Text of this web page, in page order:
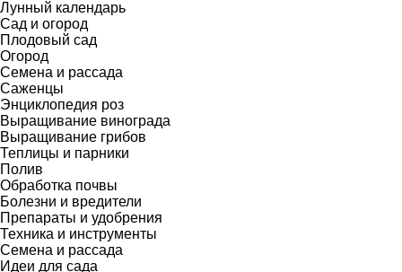
Лунный календарь
Сад и огород
Плодовый сад
Огород
Семена и рассада
Саженцы
Энциклопедия роз
Выращивание винограда
Выращивание грибов
Теплицы и парники
Полив
Обработка почвы
Болезни и вредители
Препараты и удобрения
Техника и инструменты
Семена и рассада
Идеи для сада